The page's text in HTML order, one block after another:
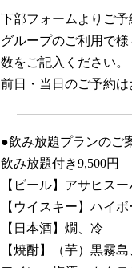
下部フォームよりご予
グループのご利用で
数をご記入ください。
前日・当日のご予約は
●飲み放題プランのご
飲み放題付き9,500円
【ビール】アサヒス
【ウイスキー】ハイ
【日本酒】燗、冷
【焼酎】（芋）黒霧